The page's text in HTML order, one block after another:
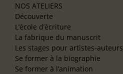
NOS ATELIERS
Découverte
L’école d’écriture
La fabrique du manuscrit
Les stages pour artistes-auteurs
Se former à la biographie
Se former à l’animation